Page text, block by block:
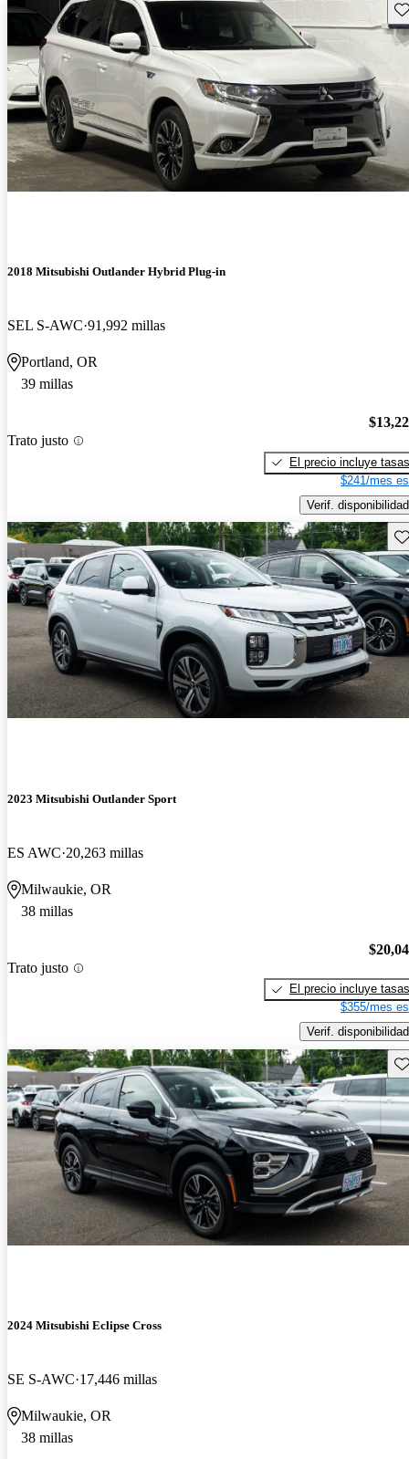
2018 Mitsubishi Outlander Hybrid Plug-in
SEL S-AWC 91,992 millas
Portland, OR
39 millas
Trato justo
El precio incluye tasas
$241/mes
Verif. disponibilidad
2023 Mitsubishi Outlander Sport
ES AWC 20,263 millas
Milwaukie, OR
38 millas
Trato justo
El precio incluye tasas
$355/mes
Verif. disponibilidad
2024 Mitsubishi Eclipse Cross
SE S-AWC 17,446 millas
Milwaukie, OR
38 millas